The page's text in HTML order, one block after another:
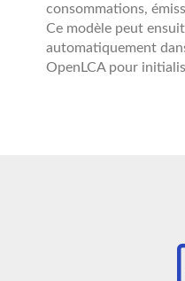
consommations,
Ce modèle peut
automatiquement
OpenLCA pour